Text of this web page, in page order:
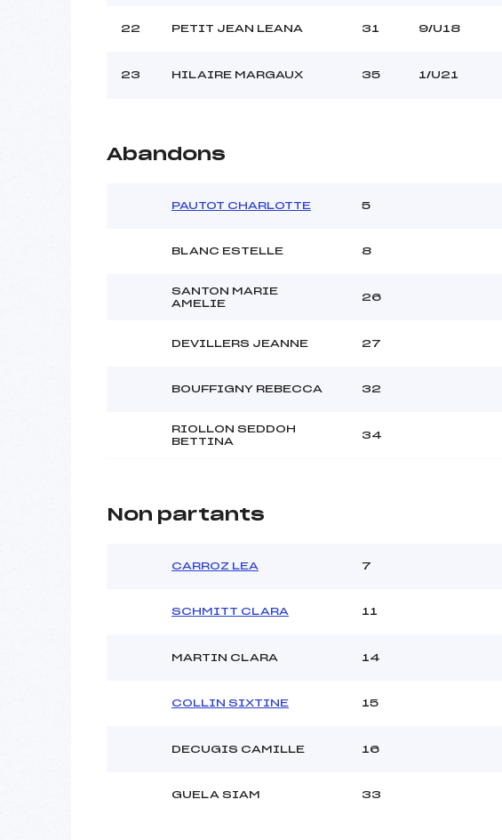
22 PETIT JEAN LEANA 31 9/U18
23 HILAIRE MARGAUX 35 1/U21
Abandons
PAUTOT CHARLOTTE 5
BLANC ESTELLE 8
SANTON MARIE
AMELIE
26
DEVILLERS JEANNE 27
BOUFFIGNY REBECCA 32
RIOLLON SEDDOH
BETTINA
34
Non partants
CARROZ LEA 7
SCHMITT CLARA 11
MARTIN CLARA 14
COLLIN SIXTINE 15
DECUGIS CAMILLE 16
GUELA SIAM 33